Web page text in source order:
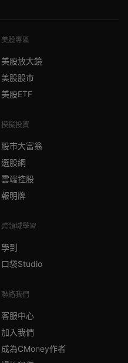
美股專區
美股放大鏡
美股股市
美股ETF
模擬投資
股市大富翁
選股網
雲端控股
報明牌
跨領域學習
學到
口袋Studio
聯絡我們
客服中心
加入我們
成為CMoney作者